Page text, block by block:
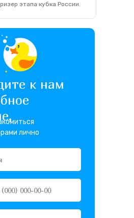
этапа кубка России.
к нам
лично